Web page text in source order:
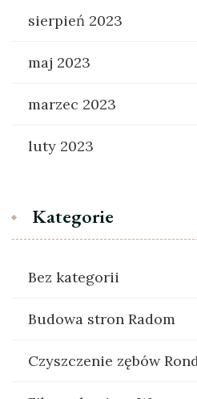
sierpień 2023
maj 2023
marzec 2023
luty 2023
Kategorie
Bez kategorii
Budowa stron Radom
Czyszczenie zębów